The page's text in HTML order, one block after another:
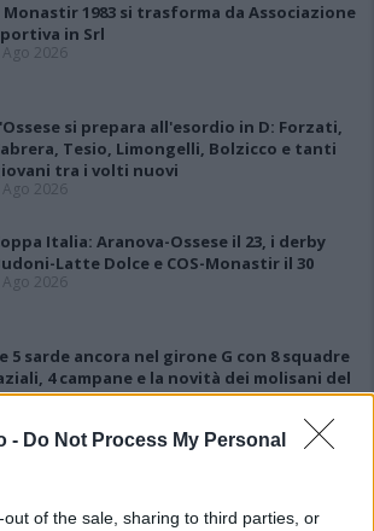
- Do Not Process My Personal
out of the sale, sharing to third parties, or
Monastir 1983 si trasforma da Associazione
in Srl
Ago 2026
si prepara all'esordio in D: Forzati,
Tesio, Limongelli, Bolzicco e tanti
tra i volti nuovi
Ago 2026
Italia: Aranova-Ossese il 23, i derby
Latte Dolce e COS-Monastir il 30
2026
5 sarde ancora nel girone G con 8 squadre
4 campane e la novità dei molisani del